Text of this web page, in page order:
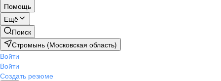
Помощь
Ещё
Поиск
Стромынь (Московская область)
Войти
Войти
Создать резюме